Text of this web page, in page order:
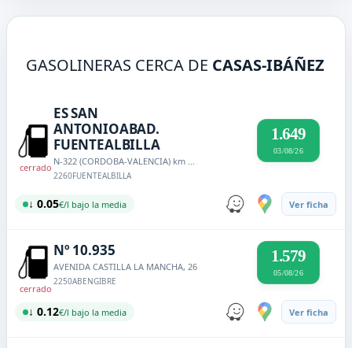
GASOLINERAS CERCA DE CASAS-IBÁÑEZ
cerrado
ES SAN
ANTONIOABAD.
FUENTEALBILLA
N-322 (CORDOBA-VALENCIA) km 399
2260FUENTEALBILLA
1.649
03/08/26
↓ 0.05€/l bajo la media Ver ficha
cerrado
Nº 10.935
AVENIDA CASTILLA LA MANCHA, 26
2250ABENGIBRE
1.579
05/08/26
↓ 0.12€/l bajo la media Ver ficha